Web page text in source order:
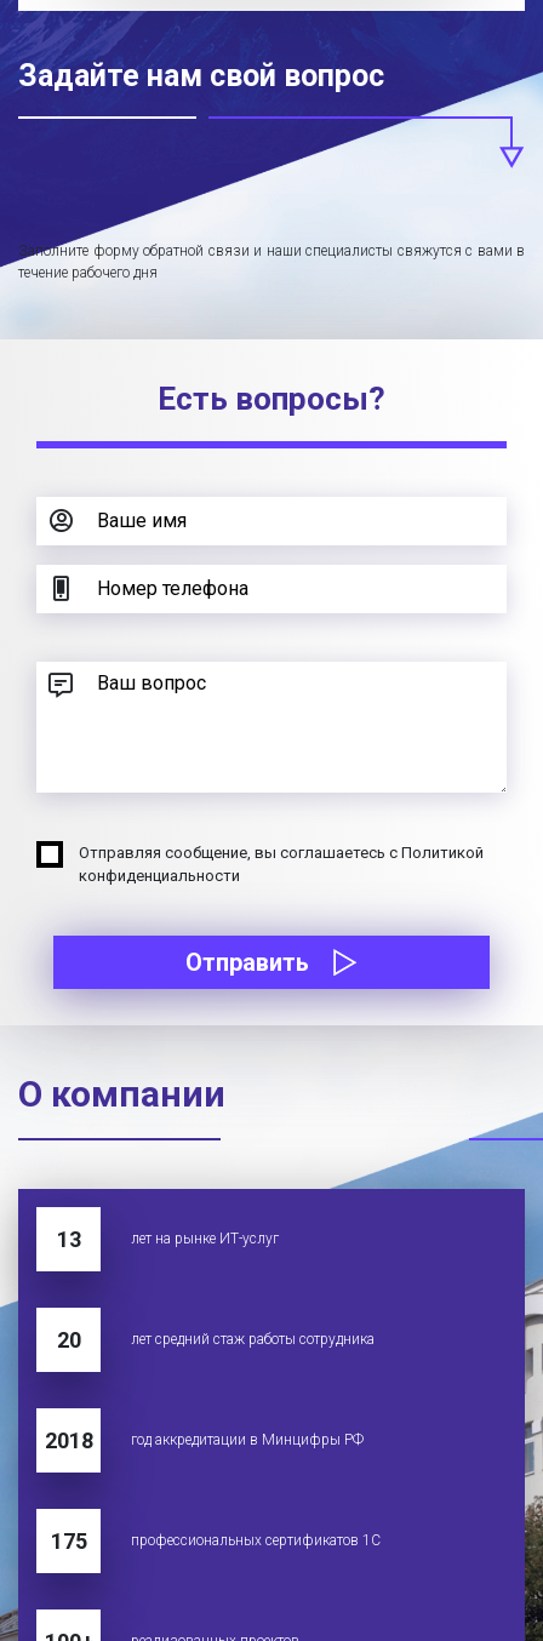
Задайте нам свой вопрос
Заполните форму обратной связи и наши специалисты свяжутся с вами в
течение рабочего дня
Есть вопросы?
Отправляя сообщение, вы соглашаетесь с Политикой
конфиденциальности
Отправить
О компании
13 лет на рынке ИТ-услуг
20 лет средний стаж работы сотрудника
2018 год аккредитации в Минцифры РФ
175 профессиональных сертификатов 1С